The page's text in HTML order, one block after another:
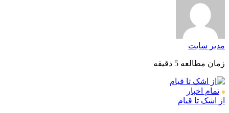
مدیر سایت
زمان مطالعه 5 دقیقه
تمام اخبار
از اشک تا قیام